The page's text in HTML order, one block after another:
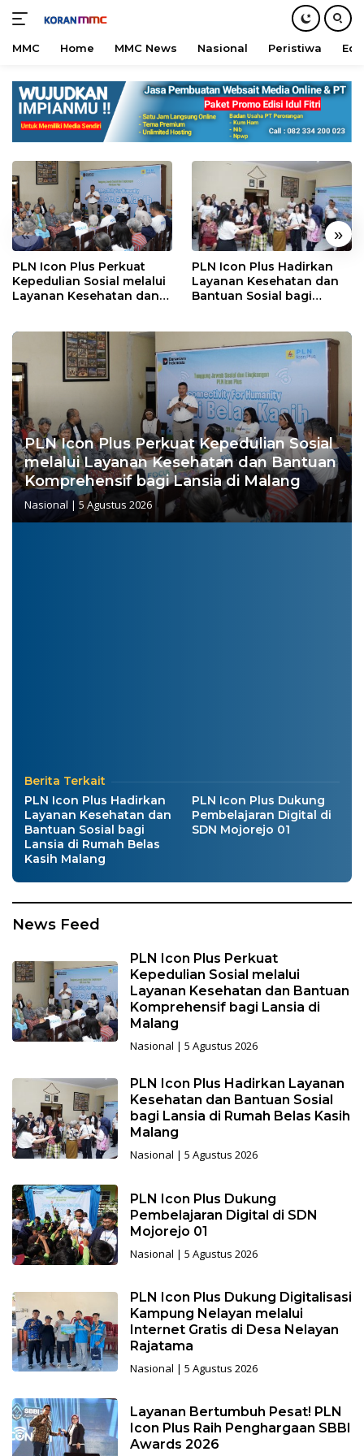
konten
MMC Home MMC News Nasional Peristiwa
« »
PLN Icon Plus Perkuat
Kepedulian Sosial melalui
Layanan Kesehatan dan
PLN Icon Plus Hadirkan
Layanan Kesehatan dan
Bantuan Sosial bagi
PLN Icon Plus Perkuat Kepedulian Sosial
melalui Layanan Kesehatan dan Bantuan
Komprehensif bagi Lansia di Malang
Nasional | 5 Agustus 2026
Berita Terkait
PLN Icon Plus Hadirkan
Layanan Kesehatan dan
Bantuan Sosial bagi
Lansia di Rumah Belas
Kasih Malang
PLN Icon Plus Dukung
Pembelajaran Digital di
SDN Mojorejo 01
KORAN
|
MMC
|
MMC
NEWS
News Feed
PLN Icon Plus Perkuat
Kepedulian Sosial melalui
Layanan Kesehatan dan Bantuan
Komprehensif bagi Lansia di
Malang
Nasional | 5 Agustus 2026
PLN Icon Plus Hadirkan Layanan
Kesehatan dan Bantuan Sosial
bagi Lansia di Rumah Belas Kasih
Malang
Nasional | 5 Agustus 2026
PLN Icon Plus Dukung
Pembelajaran Digital di SDN
Mojorejo 01
Nasional | 5 Agustus 2026
PLN Icon Plus Dukung Digitalisasi
Kampung Nelayan melalui
Internet Gratis di Desa Nelayan
Rajatama
Nasional | 5 Agustus 2026
Layanan Bertumbuh Pesat! PLN
Icon Plus Raih Penghargaan SBBI
Awards 2026